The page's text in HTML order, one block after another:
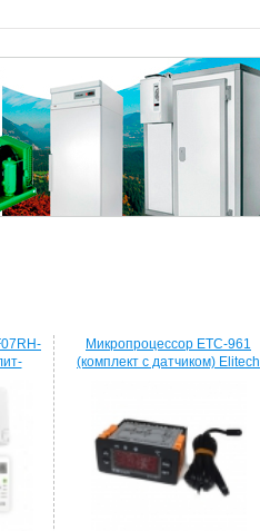
Микропроцессор ETC-961
(комплект c датчиком) Elitech